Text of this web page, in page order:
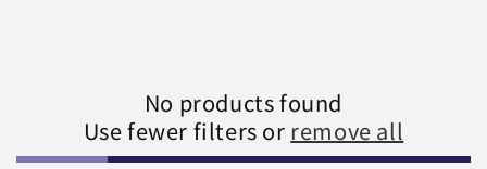
c
No products found
Use fewer filters or remove all